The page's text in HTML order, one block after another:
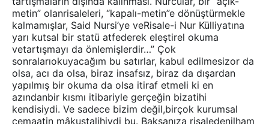
metin” olanrisaleleri, “kapalı-metin”e dönüştürmekle
kalmamışlar, Said Nursi’ye veRisale-i Nur Külliyatına
yarı kutsal bir statü atfederek eleştirel okuma
vetartışmayı da önlemişlerdir…” Çok
sonralarıokuyacağım bu satırlar, kabul edilmesizor da
olsa, acı da olsa, biraz insafsız, biraz da dışardan
yapılmış bir okuma da olsa itiraf etmeli ki en
azındanbir kısmı itibariyle gerçeğin bizatihi
kendisiydi. Ve sadece bizim değil,birçok kurumsal
cemaatin mâkustalihiydi bu. Baksanıza risaledenilham